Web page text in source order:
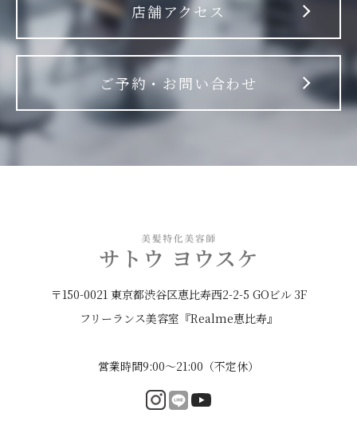
店舗アクセス
ご予約・お問い合わせ
〒150-0021 東京都渋谷区恵比寿西2-2-5 GOビル 3F
フリーランス美容室『Realme恵比寿』
営業時間9:00〜21:00（不定休）